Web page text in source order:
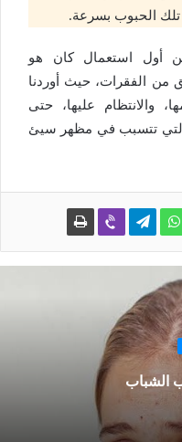
الحبوب بسرعة.
أول استعمال كان هو
من الفقرات، حيث أوردنا
والانتظام عليها، حتى
تتسبب في مظهر سيئ
الشباب